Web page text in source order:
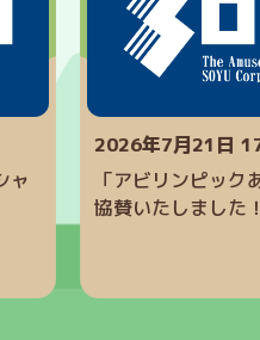
ャ
2026年7月21日
「アビリンピッ
協賛いたしました！